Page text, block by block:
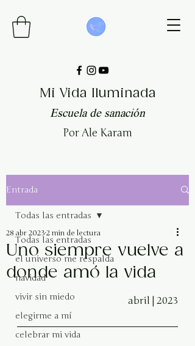
Mi Vida Iluminada
Escuela de sanación
Por Ale Karam
Entrada
Todas las entradas
el universo me respalda
navidad
vivir sin miedo
elegirme a mí
celebrar mi vida
Todas las entradas
Uno siempre vuelve a
donde amó la vida
28 abr 2023 2 min de lectura
abril | 2023